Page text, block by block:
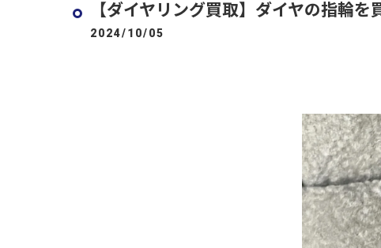
【ダイヤリング買取】ダイヤの指輪を
2024/10/05